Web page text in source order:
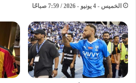
الخميس - 4 يونيو - 2026 / 7:59 صباحًا